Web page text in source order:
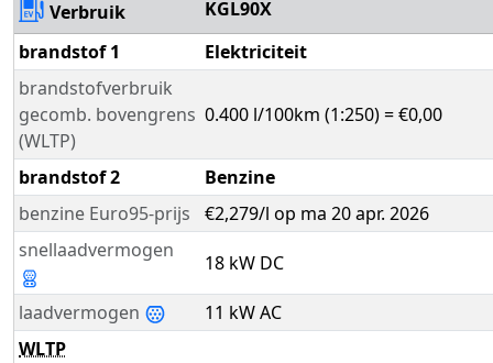
Verbruik
KGL90X
brandstof 1
Elektriciteit
brandstofverbruik
gecomb. bovengrens
(WLTP)
0.400 l/100km (1:250) = €0,00
brandstof 2
Benzine
benzine Euro95-prijs
€2,279/l op ma 20 apr. 2026
snellaadvermogen
18 kW DC
laadvermogen
11 kW AC
WLTP